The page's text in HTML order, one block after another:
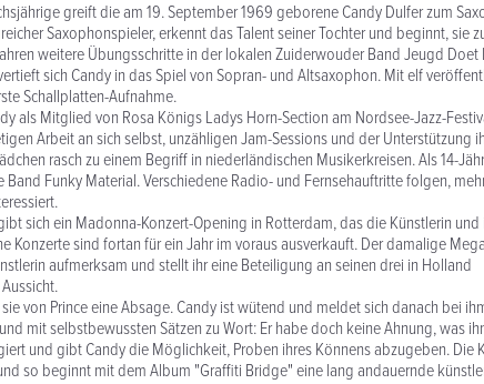
greift die am 19. September 1969 geborene Candy Dulfer zum
Saxophonspieler, erkennt das Talent seiner Tochter und beginnt, sie
weitere Übungsschritte in der lokalen Zuiderwouder Band Jeugd Doet
sich Candy in das Spiel von Sopran- und Altsaxophon. Mit elf
Schallplatten-Aufnahme.
als Mitglied von Rosa Königs Ladys Horn-Section am Nordsee-Jazz-
Arbeit an sich selbst, unzähligen Jam-Sessions und der Unterstützung
rasch zu einem Begriff in niederländischen Musikerkreisen. Als 14-
Funky Material. Verschiedene Radio- und Fernsehauftritte folgen,
sich ein Madonna-Konzert-Opening in Rotterdam, das die Künstlerin und
Konzerte sind fortan für ein Jahr im voraus ausverkauft. Der damalige
aufmerksam und stellt ihr eine Beteiligung an seinen drei in Holland
von Prince eine Absage. Candy ist wütend und meldet sich danach bei
mit selbstbewussten Sätzen zu Wort: Er habe doch keine Ahnung, was
und gibt Candy die Möglichkeit, Proben ihres Könnens abzugeben. Die
so beginnt mit dem Album "Graffiti Bridge" eine lang andauernde